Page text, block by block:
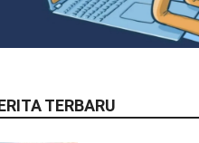
TERBARU